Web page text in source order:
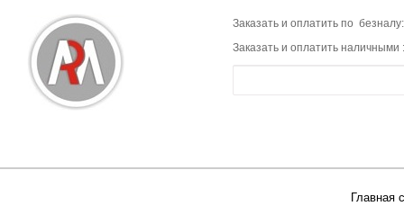
Заказать и оплатить по
Заказать и оплатить наличными
Главная